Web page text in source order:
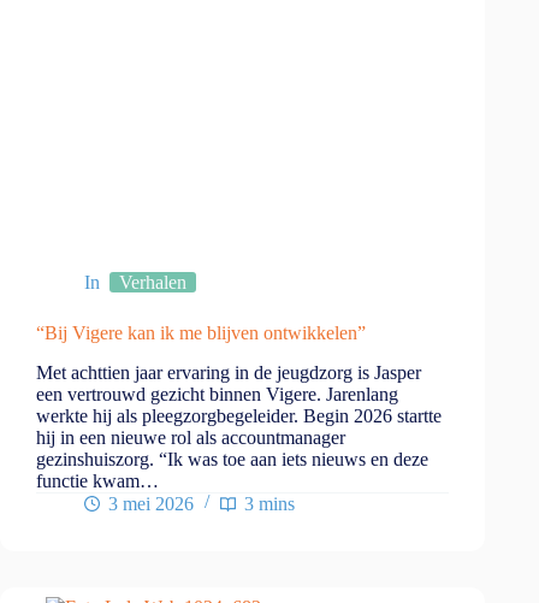
In Verhalen
“Bij Vigere kan ik me blijven ontwikkelen”
Met achttien jaar ervaring in de jeugdzorg is Jasper
een vertrouwd gezicht binnen Vigere. Jarenlang
werkte hij als pleegzorgbegeleider. Begin 2026 startte
hij in een nieuwe rol als accountmanager
gezinshuiszorg. “Ik was toe aan iets nieuws en deze
functie kwam…
3 mei 2026
3 mins